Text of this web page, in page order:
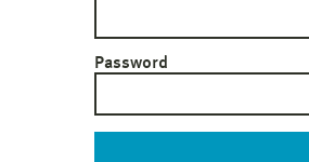
Password